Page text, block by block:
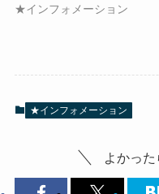
★インフォメーション
★インフォメーション
よかった